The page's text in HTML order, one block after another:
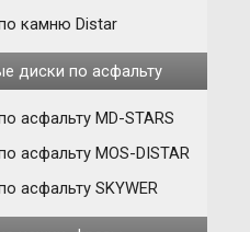
камню Distar
диски по асфальту
асфальту MD-STARS
асфальту MOS-DISTAR
асфальту SKYWER